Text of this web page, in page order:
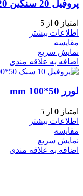
پروفیل 20 سنگین 20*5 (P2)
امتیاز 0 از 5
اطلاعات بیشتر
مقایسه
نمایش سریع
اضافه به علاقه مندی
لورر 50*100 mm
امتیاز 0 از 5
اطلاعات بیشتر
مقایسه
نمایش سریع
اضافه به علاقه مندی